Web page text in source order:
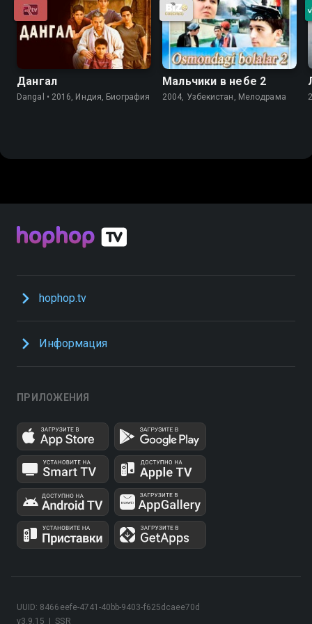
Дангал
Dangal • 2016, Индия, Биография
Мальчики в небе 2
2004, Узбекистан, Мелодрама
hophop.tv
Информация
ПРИЛОЖЕНИЯ
v3.9.15 SSR
UUID: 8466eefe-4741-40bb-9403-f625dcaee70d